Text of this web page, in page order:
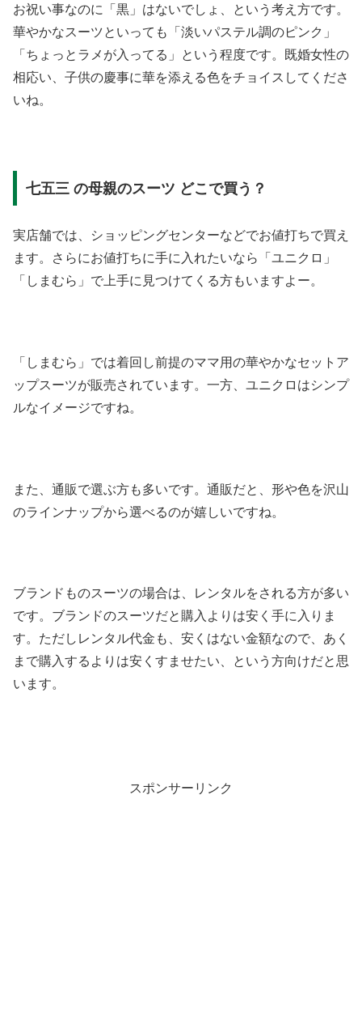
お祝い事なのに「黒」はないでしょ、という考え方です。
華やかなスーツといっても「淡いパステル調のピンク」
「ちょっとラメが入ってる」という程度です。既婚女性の
相応い、子供の慶事に華を添える色をチョイスしてくださ
いね。
七五三 の母親のスーツ どこで買う？
実店舗では、ショッピングセンターなどでお値打ちで買え
ます。さらにお値打ちに手に入れたいなら「ユニクロ」
「しまむら」で上手に見つけてくる方もいますよー。
「しまむら」では着回し前提のママ用の華やかなセットア
ップスーツが販売されています。一方、ユニクロはシンプ
ルなイメージですね。
また、通販で選ぶ方も多いです。通販だと、形や色を沢山
のラインナップから選べるのが嬉しいですね。
ブランドものスーツの場合は、レンタルをされる方が多い
です。ブランドのスーツだと購入よりは安く手に入りま
す。ただしレンタル代金も、安くはない金額なので、あく
まで購入するよりは安くすませたい、という方向けだと思
います。
スポンサーリンク